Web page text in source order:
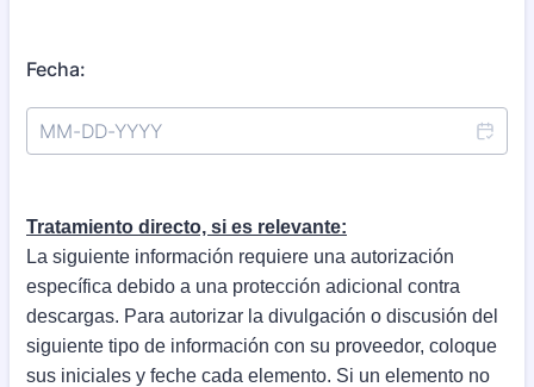
Fecha:
Tratamiento directo, si es relevante:
La siguiente información requiere una autorización
específica debido a una protección adicional contra
descargas. Para autorizar la divulgación o discusión del
siguiente tipo de información con su proveedor, coloque
sus iniciales y feche cada elemento. Si un elemento no